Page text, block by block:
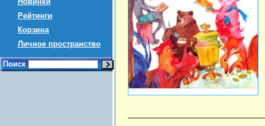
Рейтинги
Корзина
Личное пространство
Поиск